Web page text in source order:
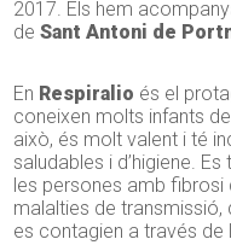
2017. Els hem
deSant Antoni de
En Respiralio és el
coneixen molts infants
això, és molt valent i té
saludables i d’higiene.
les persones amb fibrosi
malalties de
es contagien a través de